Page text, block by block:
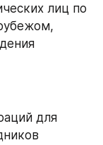
лиц по
для